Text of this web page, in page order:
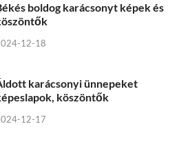
boldog karácsonyt képek és
12-18
karácsonyi ünnepeket
köszöntők
12-17